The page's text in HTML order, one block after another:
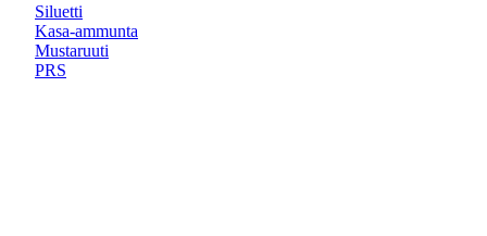
Siluetti
Kasa-ammunta
Mustaruuti
PRS